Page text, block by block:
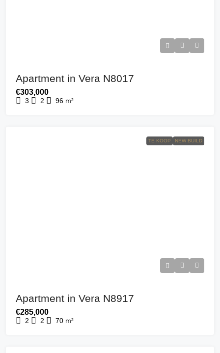
Apartment in Vera N8017
€303,000
3 2 96 m²
TE KOOP NEW BUILD
Apartment in Vera N8917
€285,000
2 2 70 m²